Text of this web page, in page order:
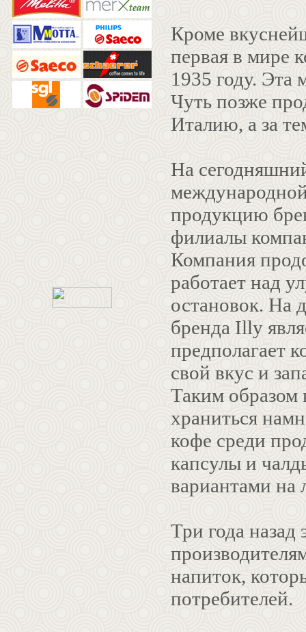
Кроме
первая в мире
1935 году. Эта
Чуть позже
Италию, а за
На
продукцию
филиалы
Компания
работает над
остановок. На
бренда Illy
предполагает
свой вкус и
Таким образом
храниться
кофе среди
капсулы и
вариантами на
Три года назад
напиток,
потребителей.